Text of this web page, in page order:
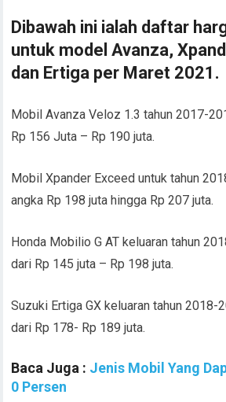
Dibawah ini ialah daftar
untuk model Avanza,
dan Ertiga per Maret 2021.
Mobil Avanza Veloz 1.3 tahun 2017-
Rp 156 Juta – Rp 190 juta.
Mobil Xpander Exceed untuk tahun
angka Rp 198 juta hingga Rp 207 juta.
Honda Mobilio G AT keluaran tahun
dari Rp 145 juta – Rp 198 juta.
Suzuki Ertiga GX keluaran tahun 2018-
dari Rp 178- Rp 189 juta.
Baca Juga : Jenis Mobil Yang
0 Persen